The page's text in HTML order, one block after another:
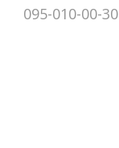
095-010-00-30